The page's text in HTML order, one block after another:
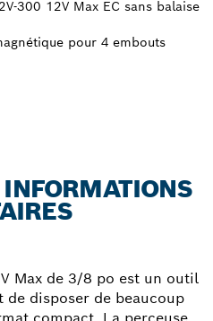
300 12V Max EC sans balaise
pour 4 embouts
Max de 3/8 po est un outil
disposer de beaucoup